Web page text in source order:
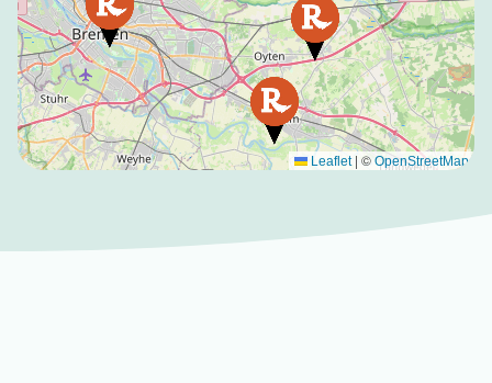
Leaflet | © OpenStreetMap